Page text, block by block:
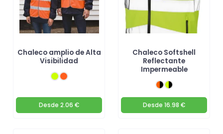
Chaleco amplio de Alta
Visibilidad
Desde 2.06 €
Chaleco Softshell
Reflectante
Impermeable
Desde 16.98 €